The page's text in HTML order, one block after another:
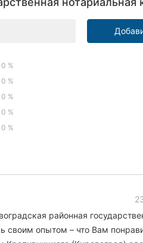
0 %
0 %
0 %
0 %
0 %
районная
своим опытом – что Вам